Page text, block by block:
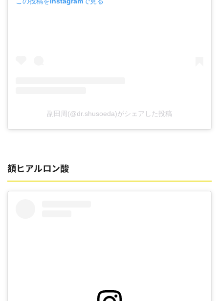
副田周(@dr.shusoeda)がシェアした投稿
額ヒアルロン酸